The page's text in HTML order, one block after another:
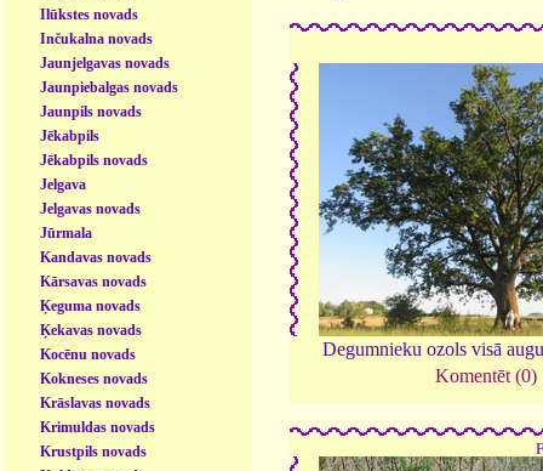
Ilūkstes novads
Inčukalna novads
Jaunjelgavas novads
Jaunpiebalgas novads
Jaunpils novads
Jēkabpils
Jēkabpils novads
Jelgava
Jelgavas novads
Jūrmala
Kandavas novads
Kārsavas novads
Ķeguma novads
Ķekavas novads
Kocēnu novads
Kokneses novads
Krāslavas novads
Krimuldas novads
Krustpils novads
Degumnieku ozols visā
Komentēt (0)